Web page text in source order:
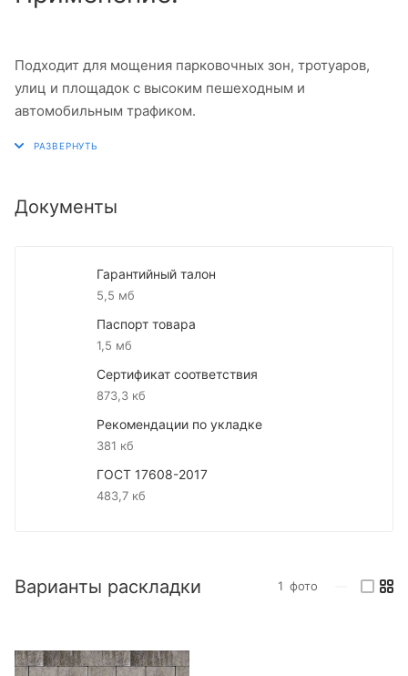
Подходит для мощения парковочных зон, тротуаров,
улиц и площадок с высоким пешеходным и
автомобильным трафиком.
Документы
Гарантийный талон
5,5 мб
Паспорт товара
1,5 мб
Сертификат соответствия
873,3 кб
Рекомендации по укладке
381 кб
ГОСТ 17608-2017
483,7 кб
Варианты раскладки 1 фото